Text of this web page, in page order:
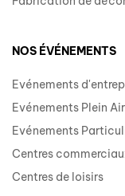
NOS ÉVÉNEMENTS
Evénements
Evénements Plein Air
Evénements
Centres
Centres de loisirs